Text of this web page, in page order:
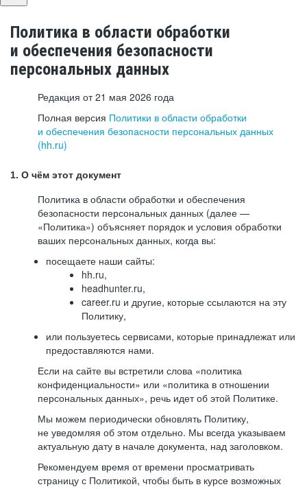
Политика в области обработки
и обеспечения безопасности
персональных данных
Редакция от 21 мая 2026 года
Полная версия Политики в области обработки
и обеспечения безопасности персональных данных
(hh.ru)
1. О чём этот документ
Политика в области обработки и обеспечения
безопасности персональных данных (далее —
«Политика») объясняет порядок и условия обработки
ваших персональных данных, когда вы:
посещаете наши сайты:
hh.ru,
headhunter.ru,
career.ru и другие, которые ссылаются на эту
Политику,
или пользуетесь сервисами, которые принадлежат или
предоставляются нами.
Если на сайте вы встретили слова «политика
конфиденциальности» или «политика в отношении
персональных данных», речь идет об этой Политике.
Мы можем периодически обновлять Политику,
не уведомляя об этом отдельно. Мы всегда указываем
актуальную дату в начале документа, над заголовком.
Рекомендуем время от времени просматривать
страницу с Политикой, чтобы быть в курсе возможных